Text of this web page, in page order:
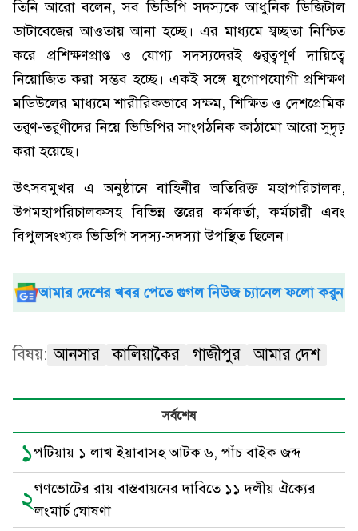
তিনি আরো বলেন, সব ভিডিপি সদস্যকে আধুনিক ডিজিটাল
ডাটাবেজের আওতায় আনা হচ্ছে। এর মাধ্যমে স্বচ্ছতা নিশ্চিত
করে প্রশিক্ষণপ্রাপ্ত ও যোগ্য সদস্যদেরই গুরুত্বপূর্ণ দায়িত্বে
নিয়োজিত করা সম্ভব হচ্ছে। একই সঙ্গে যুগোপযোগী প্রশিক্ষণ
মডিউলের মাধ্যমে শারীরিকভাবে সক্ষম, শিক্ষিত ও দেশপ্রেমিক
তরুণ-তরুণীদের নিয়ে ভিডিপির সাংগঠনিক কাঠামো আরো সুদৃঢ়
করা হয়েছে।
উৎসবমুখর এ অনুষ্ঠানে বাহিনীর অতিরিক্ত মহাপরিচালক,
উপমহাপরিচালকসহ বিভিন্ন স্তরের কর্মকর্তা, কর্মচারী এবং
বিপুলসংখ্যক ভিডিপি সদস্য-সদস্যা উপস্থিত ছিলেন।
আমার দেশের খবর পেতে গুগল নিউজ চ্যানেল ফলো করুন
বিষয়: আনসার কালিয়াকৈর গাজীপুর আমার দেশ
সর্বশেষ
১পটিয়ায় ১ লাখ ইয়াবাসহ আটক ৬, পাঁচ বাইক জব্দ
২গণভোটের রায় বাস্তবায়নের দাবিতে ১১ দলীয় ঐক্যের
লংমার্চ ঘোষণা